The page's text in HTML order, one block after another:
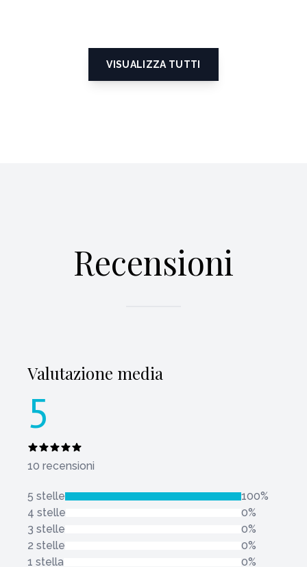
VISUALIZZA TUTTI
Recensioni
Valutazione media
5
10 recensioni
5 stelle
100%
4 stelle
0%
3 stelle
0%
2 stelle
0%
1 stella
0%